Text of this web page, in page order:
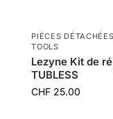
PIÈCES DÉTACHÉES
TOOLS
Lezyne Kit de
TUBLESS
CHF 25.00